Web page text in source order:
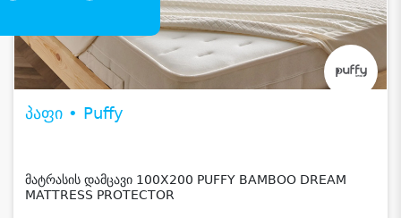
პაფი • Puffy
მატრასის დამცავი 100X200 PUFFY BAMBOO DREAM
MATTRESS PROTECTOR